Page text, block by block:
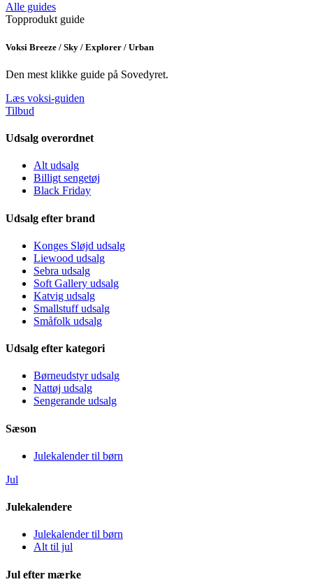
Alle guides
Topprodukt guide
Voksi Breeze / Sky / Explorer / Urban
Den mest klikke guide på Sovedyret.
Læs voksi-guiden
Tilbud
Udsalg overordnet
Alt udsalg
Billigt sengetøj
Black Friday
Udsalg efter brand
Konges Sløjd udsalg
Liewood udsalg
Sebra udsalg
Soft Gallery udsalg
Katvig udsalg
Smallstuff udsalg
Småfolk udsalg
Udsalg efter kategori
Børneudstyr udsalg
Nattøj udsalg
Sengerande udsalg
Sæson
Julekalender til børn
Jul
Julekalendere
Julekalender til børn
Alt til jul
Jul efter mærke